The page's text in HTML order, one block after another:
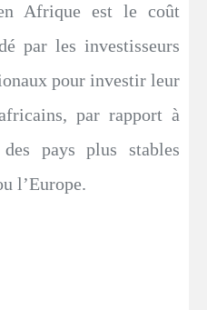
Afrique est le coût
par les investisseurs
pour investir leur
par rapport à
des pays plus stables
l’Europe.